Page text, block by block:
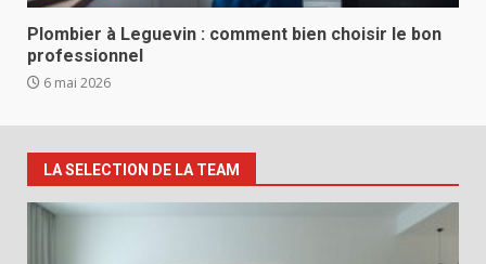
Plombier à Leguevin : comment bien choisir le bon
professionnel
6 mai 2026
LA SELECTION DE LA TEAM